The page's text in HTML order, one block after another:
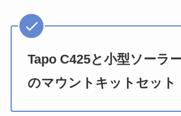
Tapo C425と小型ソーラ
のマウントキットセット